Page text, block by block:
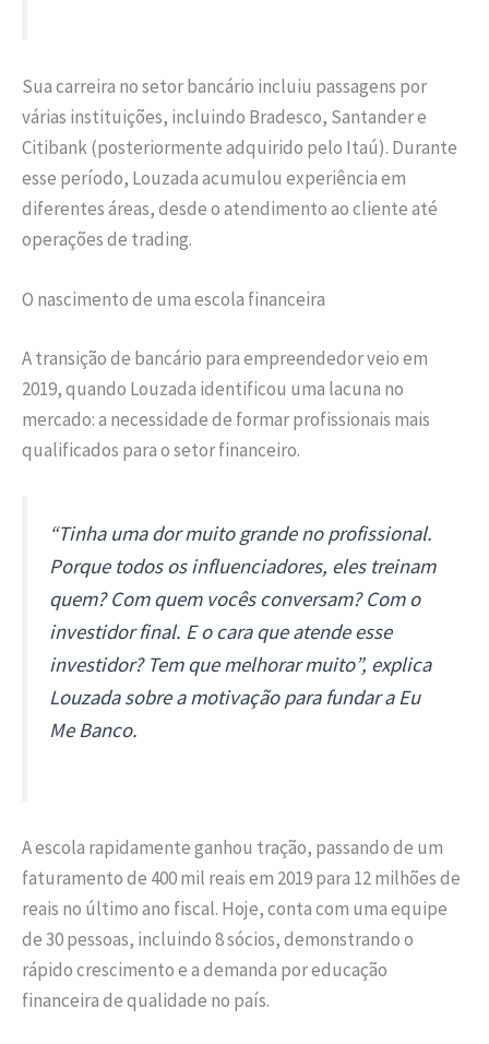
Sua carreira no setor bancário incluiu passagens por
várias instituições, incluindo Bradesco, Santander e
Citibank (posteriormente adquirido pelo Itaú). Durante
esse período, Louzada acumulou experiência em
diferentes áreas, desde o atendimento ao cliente até
operações de trading.
O nascimento de uma escola financeira
A transição de bancário para empreendedor veio em
2019, quando Louzada identificou uma lacuna no
mercado: a necessidade de formar profissionais mais
qualificados para o setor financeiro.
“Tinha uma dor muito grande no profissional.
Porque todos os influenciadores, eles treinam
quem? Com quem vocês conversam? Com o
investidor final. E o cara que atende esse
investidor? Tem que melhorar muito”, explica
Louzada sobre a motivação para fundar a Eu
Me Banco.
A escola rapidamente ganhou tração, passando de um
faturamento de 400 mil reais em 2019 para 12 milhões de
reais no último ano fiscal. Hoje, conta com uma equipe
de 30 pessoas, incluindo 8 sócios, demonstrando o
rápido crescimento e a demanda por educação
financeira de qualidade no país.